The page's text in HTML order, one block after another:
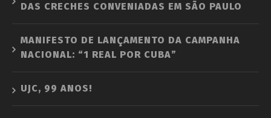
DAS CRECHES CONVENIADAS EM SÃO PAULO
MANIFESTO DE LANÇAMENTO DA CAMPANHA
NACIONAL: “1 REAL POR CUBA”
UJC, 99 ANOS!